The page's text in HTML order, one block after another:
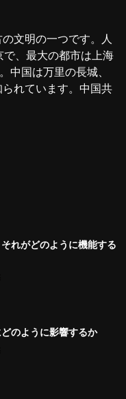
文明の一つです。人
、最大の都市は上海
中国は万里の長城、
れています。中国共
れがどのように機能する
のように影響するか